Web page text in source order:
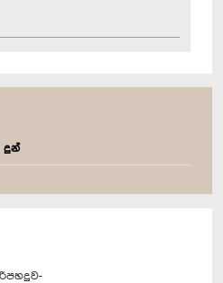
දුන්